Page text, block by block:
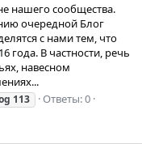
нашего сообщества.
очередной Блог
с нами тем, что
года. В частности, речь
навесном
113
Ответы: 0